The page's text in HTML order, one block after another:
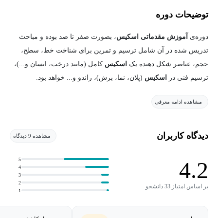
توضیحات دوره
دوره‌ی آموزش مقدماتی اسکیس، بصورت صفر تا صد بوده و مباحث
تدریس شده در آن شامل ترسیم و تمرین برای شناخت خط، سطح،
حجم، عناصر شکل دهنده یک اسکیس کامل (مانند درخت، انسان و...)،
ترسیم فنی در
اسکیس (پلان، نما، برش)، راندو و... خواهد بود.
درآموزش مقدماتی اسکیس
انواع پرسپکتیو و نحوه‌ی ترسیم آن از زوایای دید مختلف، انتخاب و
تشخیص ویوها و نسبت‌ها و... شده‌است.
مشاهده ادامه معرفی
دیدگاه کاربران مشاهده 9 دیدگاه
4.2
بر اساس امتیاز 33 دانشجو
1
2
3
4
5